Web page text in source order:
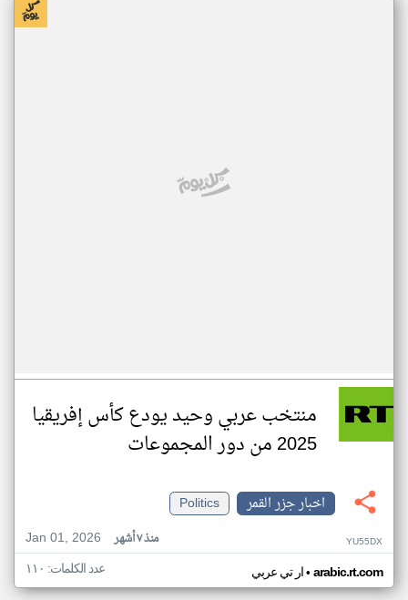
منتخب عربي وحيد يودع كأس إفريقيا
2025 من دور المجموعات
اخبار جزر القمر
Politics
Jan 01, 2026
منذ ٧ أشهر YU55DX
ار تي عربي• arabic.rt.com عدد الكلمات: ١١٠